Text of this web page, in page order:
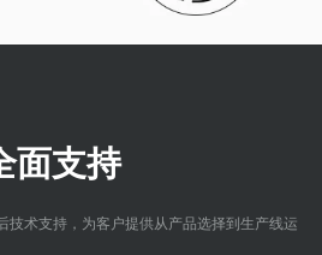
面支持
技术支持，为客户提供从产品选择到生产线运